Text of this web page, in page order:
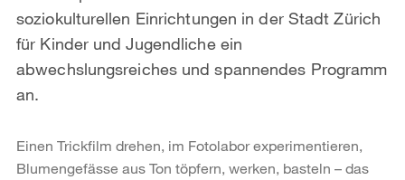
soziokulturellen Einrichtungen in der Stadt Zürich
für Kinder und Jugendliche ein
abwechslungsreiches und spannendes Programm
an.
Einen Trickfilm drehen, im Fotolabor experimentieren,
Blumengefässe aus Ton töpfern, werken, basteln – das